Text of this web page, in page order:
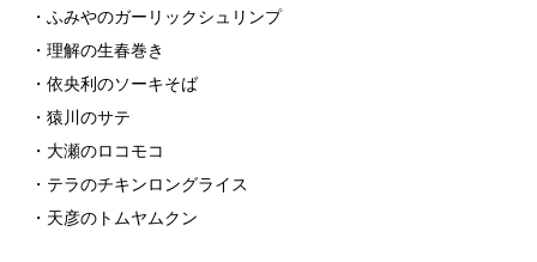
・ふみやのガーリックシュリンプ
・理解の生春巻き
・依央利のソーキそば
・猿川のサテ
・大瀬のロコモコ
・テラのチキンロングライス
・天彦のトムヤムクン